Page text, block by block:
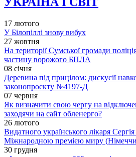
17 лютого
У Білопіллі знову вибух
27 жовтня
На території Сумської громади
частину ворожого БПЛА
08 січня
Деревина під прицілом: дискусії
законопроєкту №4197-Д
07 червня
Як визначити свою чергу на
заходячи на сайт обленерго?
26 лютого
Видатного українського лікаря
Міжнародною премією миру
30 грудня